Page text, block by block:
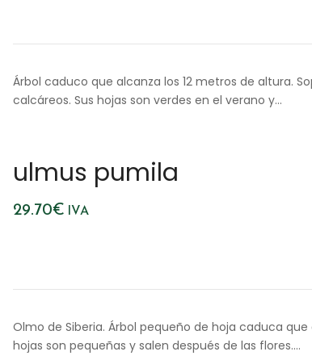
Árbol caduco que alcanza los 12 metros de altura.
calcáreos. Sus hojas son verdes en el verano y…
ulmus pumila
29.70€ IVA
Olmo de Siberia. Árbol pequeño de hoja caduca que
hojas son pequeñas y salen después de las flores.…